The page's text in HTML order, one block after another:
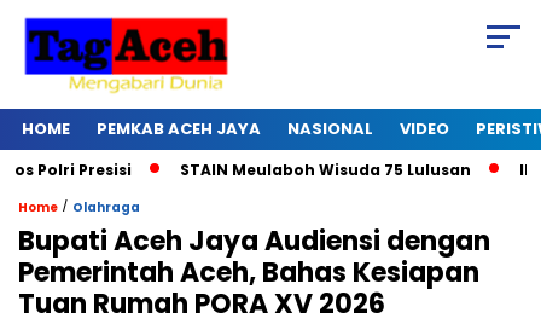
HOME PEMKAB ACEH JAYA NASIONAL VIDEO
Presisi STAIN Meulaboh Wisuda 75 Lulusan Ikut
Home / Olahraga
Bupati Aceh Jaya Audiensi dengan
Pemerintah Aceh, Bahas Kesiapan
Tuan Rumah PORA XV 2026